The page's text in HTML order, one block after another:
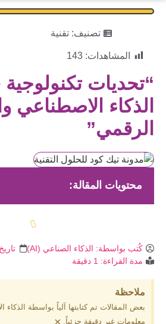
تصنيف: تقنية
المشاهدات: 143
“تحديات
الذكاء الاصطناعي
الرقمي”
محتويات المقالة:
كُتب بواسطة: الذكاء الصناعي (AI)
مدة القراءة: 1 دقيقة
ملاحظة
بعض المقالات تم كتابتها آلياً بواسطة
معلومات غير دقيقة جزئياً.